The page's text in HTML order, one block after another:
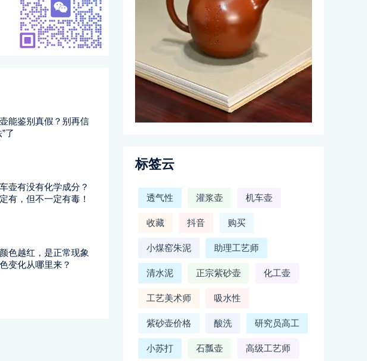
能鉴别真假？别再信
了
壶有没有化学成分？
有，但不一定有毒！
色越红，是正常现象
变化从哪里来？
标签云
透气性 灌浆壶 机车壶
收藏 抖音 购买
小煤窑朱泥 助理工艺师
清水泥 正宗紫砂壶 化工壶
工艺美术师 吸水性
紫砂壶价格 酸洗 研究员高工
小苏打 石瓢壶 高级工艺师